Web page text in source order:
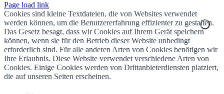
Page load link
Cookies sind kleine Textdateien, die von Websites verwendet
werden können, um die Benutzererfahrung effizienter zu gestalten.
Das Gesetz besagt, dass wir Cookies auf Ihrem Gerät speichern
können, wenn sie für den Betrieb dieser Website unbedingt
erforderlich sind. Für alle anderen Arten von Cookies benötigen wir
Ihre Erlaubnis. Diese Website verwendet verschiedene Arten von
Cookies. Einige Cookies werden von Drittanbieterdiensten platziert,
die auf unseren Seiten erscheinen.